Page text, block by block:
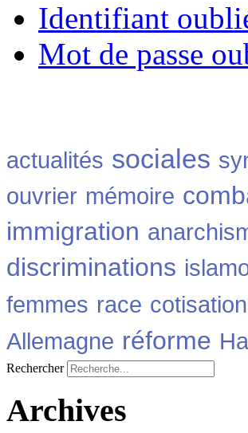
Identifiant
Mot de passe
actualités sociales
ouvrier mémoire
immigration
discriminations
femmes race cotisation
Allemagne réforme
Rechercher
Archives